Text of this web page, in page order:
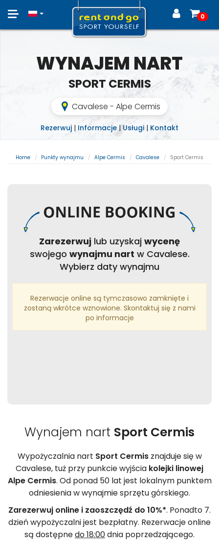
Toggle
0
WYNAJEM NART
SPORT CERMIS
Cavalese - Alpe Cermis
Rezerwuj | Informacje|Usługi | Kontakt
Home Punkty wynajmu Alpe Cermis Cavalese Sport Cermis
Zarezerwuj lub uzyskaj wycenę
swojego wynajmu nart w Cavalese.
Wybierz daty wynajmu
Rezerwacje online są tymczasowo zamknięte i
zostaną wkrótce wznowione. Skontaktuj się z nami
po informacje
Wynajem nart Sport Cermis
Wypożyczalnia nart Sport Cermisznajduje się w
Cavalese, tuż przy punkcie wyjścia kolejki linowej
Alpe Cermis. Od ponad 50 lat jest lokalnym punktem
odniesienia w wynajmie sprzętu górskiego.
Zarezerwuj online i zaoszczędź do 10%*. Ponadto 7.
dzień wypożyczalni jest bezpłatny. Rezerwacje online
są dostępnedo 18:00dnia poprzedzającego.